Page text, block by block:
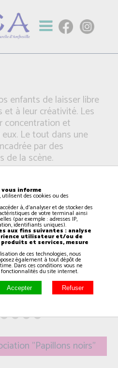
enfants de laisser libre
à leur créativité. Les
concentration et
Le tout dans une
par des
de la scène.
"Papillons noirs"
vous informe
utilisent des cookies ou des
à, d'analyser et de stocker des
de votre terminal ainsi
(par exemple : adresses IP,
identifiants uniques).
aux fins suivantes : analyse
utilisateur et/ou de
et services, mesure
de ces technologies, nous
également à tout dépôt de
Dans ces conditions vous ne
du site internet.